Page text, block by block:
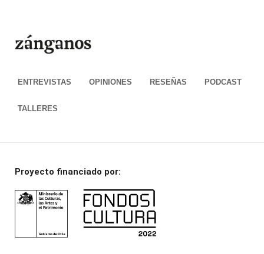
ENTREVISTAS OPINIONES RESEÑAS PODCAST
TALLERES
Proyecto financiado por: